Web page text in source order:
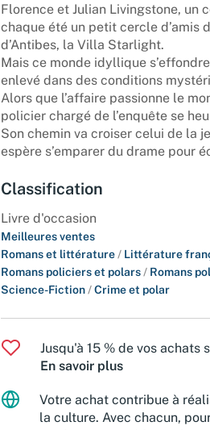
Florence et Julian Livingstone, un
chaque été un petit cercle d’amis
d’Antibes, la Villa Starlight.
Mais ce monde idyllique
enlevé dans des conditions
Alors que l’affaire passionne le
policier chargé de l’enquête se
Son chemin va croiser celui de la
espère s’emparer du drame pour
Classification
Livre d'occasion
Meilleures ventes
Romans et littérature / Littérature
Romans policiers et polars / Romans
Science-Fiction /Crime et polar
Jusqu'à 15 % de vos
En savoir plus
Votre achat contribue à
la culture. Avec chacun,